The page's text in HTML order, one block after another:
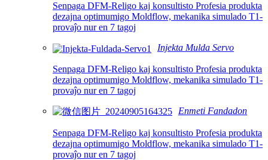
Senpaga DFM-Religo kaj konsultisto Profesia produkta
dezajna optimumigo Moldflow, mekanika simulado T1-
provaĵo nur en 7 tagoj
Injekta Mulda Servo
Senpaga DFM-Religo kaj konsultisto Profesia produkta
dezajna optimumigo Moldflow, mekanika simulado T1-
provaĵo nur en 7 tagoj
Enmeti Fandadon
Senpaga DFM-Religo kaj konsultisto Profesia produkta
dezajna optimumigo Moldflow, mekanika simulado T1-
provaĵo nur en 7 tagoj